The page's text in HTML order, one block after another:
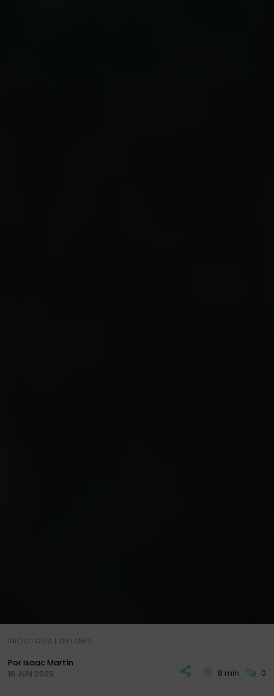
INICIO| GUÍA | SRI LANKA
Por Isaac Martín
16 JUN 2025
8 min 0